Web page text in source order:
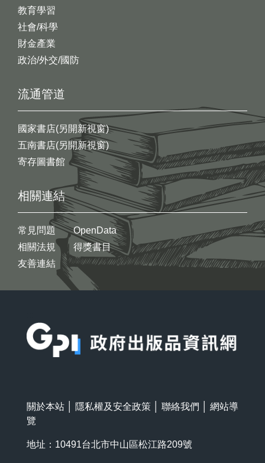
教育學習
社會/科學
財金產業
政治/外交/國防
流通管道
國家書店(另開新視窗)
五南書店(另開新視窗)
寄存圖書館
相關連結
常見問題
相關法規
友善連結
OpenData
得獎書目
關於本站 隱私權及安全政策 聯絡我們
網站導
覽
地址：10491台北市中山區松江路209號